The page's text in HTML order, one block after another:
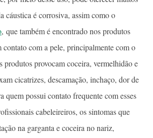
cáustica é corrosiva, assim como o
, que também é encontrado nos produtos
contato com a pele, principalmente com o
produtos provocam coceira, vermelhidão e
cicatrizes, descamação, inchaço, dor de
quem possui contato frequente com esses
cabeleireiros, os sintomas que
na garganta e coceira no nariz,